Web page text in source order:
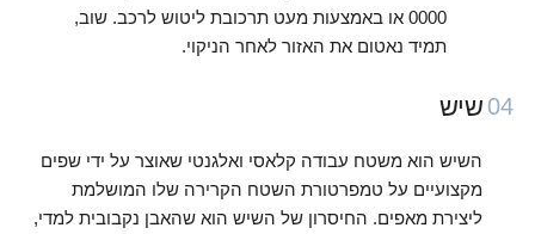
0000 או באמצעות מעט תרכובת ליטוש לרכב. שוב,
תמיד נאטום את האזור לאחר הניקוי.
04 שיש
השיש הוא משטח עבודה קלאסי ואלגנטי שאוצר על ידי שפים
מקצועיים על טמפרטורת השטח הקרירה שלו המושלמת
ליצירת מאפים. החיסרון של השיש הוא שהאבן נקבובית למדי,